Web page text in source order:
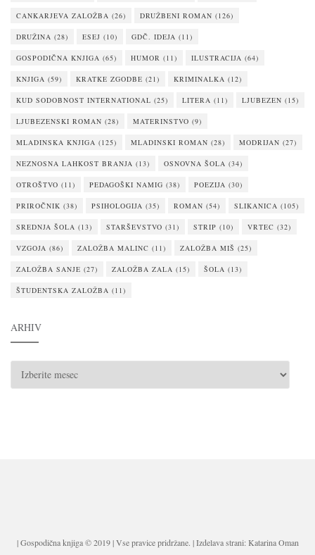
CANKARJEVA ZALOŽBA (26) DRUŽBENI ROMAN (126)
DRUŽINA (28) ESEJ (10) GDČ. IDEJA (11)
GOSPODIČNA KNJIGA (65) HUMOR (11) ILUSTRACIJA (64)
KNJIGA (59) KRATKE ZGODBE (21) KRIMINALKA (12)
KUD SODOBNOST INTERNATIONAL (25) LITERA (11) LJUBEZEN (15)
LJUBEZENSKI ROMAN (28) MATERINSTVO (9)
MLADINSKA KNJIGA (125) MLADINSKI ROMAN (28) MODRIJAN (27)
NEZNOSNA LAHKOST BRANJA (13) OSNOVNA ŠOLA (34)
OTROŠTVO (11) PEDAGOŠKI NAMIG (38) POEZIJA (30)
PRIROČNIK (38) PSIHOLOGIJA (35) ROMAN (54) SLIKANICA (105)
SREDNJA ŠOLA (13) STARŠEVSTVO (31) STRIP (10) VRTEC (32)
VZGOJA (86) ZALOŽBA MALINC (11) ZALOŽBA MIŠ (25)
ZALOŽBA SANJE (27) ZALOŽBA ZALA (15) ŠOLA (13)
ŠTUDENTSKA ZALOŽBA (11)
ARHIV
ARHIV
| Gospodična knjiga © 2019 | Vse pravice pridržane. | Izdelava strani: Katarina Oman